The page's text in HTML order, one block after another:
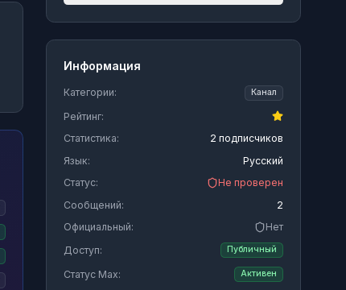
Информация
Категории: Канал
Рейтинг:
Статистика:
2 подписчиков
Язык:
Русский
Статус:
Не проверен
Сообщений:
2
Официальный:
Нет
Доступ:
Публичный
Статус Max: Активен